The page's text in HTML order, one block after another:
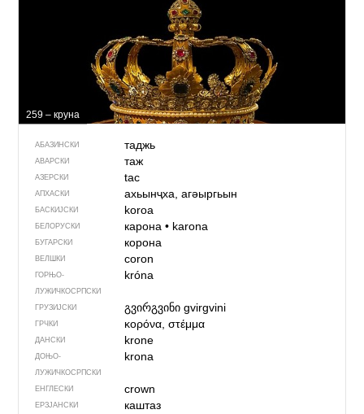
259 – круна
АБАЗИНСКИ таджь
АВАРСКИ таж
АЗЕРСКИ tac
АПХАСКИ ахьынҷха, агәыргьын
БАСКИЈСКИ koroa
БЕЛОРУСКИ карона• karona
БУГАРСКИ корона
ВЕЛШКИ coron
ГОРЊО­
ЛУЖИЧКОСРПСКИ
króna
ГРУЗИЈСКИ გვირგვინიgvirgvini
ГРЧКИ κορόνα, στέμμα
ДАНСКИ krone
ДОЊО­
ЛУЖИЧКОСРПСКИ
krona
ЕНГЛЕСКИ crown
ЕРЗЈАНСКИ каштаз